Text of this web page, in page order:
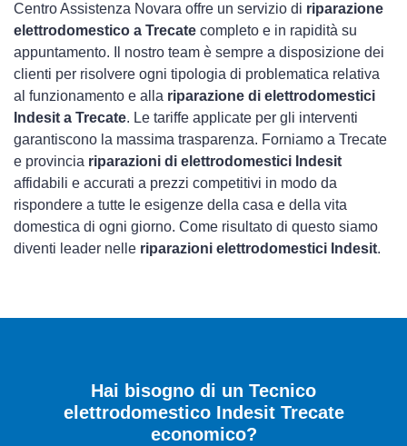
Centro Assistenza Novara offre un servizio di riparazione
elettrodomestico a Trecate completo e in rapidità su
appuntamento. Il nostro team è sempre a disposizione dei
clienti per risolvere ogni tipologia di problematica relativa
al funzionamento e alla riparazione di elettrodomestici
Indesit a Trecate. Le tariffe applicate per gli interventi
garantiscono la massima trasparenza. Forniamo a Trecate
e provincia riparazioni di elettrodomestici Indesit
affidabili e accurati a prezzi competitivi in modo da
rispondere a tutte le esigenze della casa e della vita
domestica di ogni giorno. Come risultato di questo siamo
diventi leader nelle riparazioni elettrodomestici Indesit.
Hai bisogno di un Tecnico
elettrodomestico Indesit Trecate
economico?